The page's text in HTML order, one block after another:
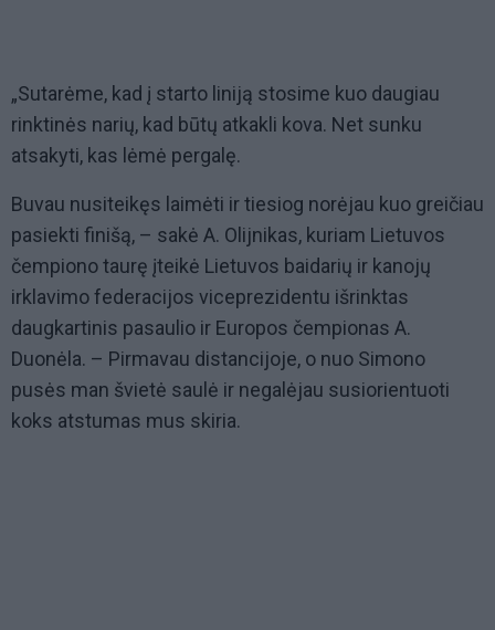
„Sutarėme, kad į starto liniją stosime kuo daugiau
rinktinės narių, kad būtų atkakli kova. Net sunku
atsakyti, kas lėmė pergalę.
Buvau nusiteikęs laimėti ir tiesiog norėjau kuo greičiau
pasiekti finišą, – sakė A. Olijnikas, kuriam Lietuvos
čempiono taurę įteikė Lietuvos baidarių ir kanojų
irklavimo federacijos viceprezidentu išrinktas
daugkartinis pasaulio ir Europos čempionas A.
Duonėla. – Pirmavau distancijoje, o nuo Simono
pusės man švietė saulė ir negalėjau susiorientuoti
koks atstumas mus skiria.